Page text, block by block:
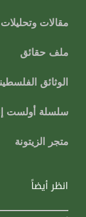
مقالات
ملف حقائق
الوثائق
سلسلة أولست
متجر الزيتونة
انظر أيضاً